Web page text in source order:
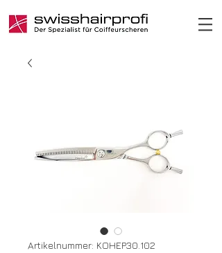
Artikelnummer: KOHEP30.102